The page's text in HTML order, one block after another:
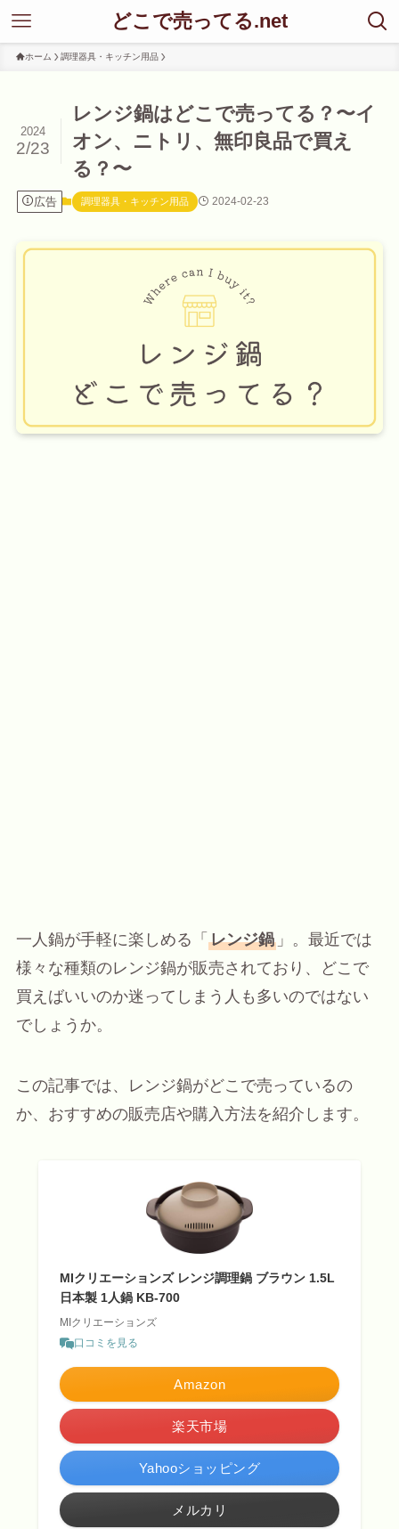
どこで売ってる.net
ホーム 調理器具・キッチン用品
レンジ鍋はどこで売ってる？〜イ
オン、ニトリ、無印良品で買え
る？〜
2024
2/23
広告 調理器具・キッチン用品 2024-02-23
一人鍋が手軽に楽しめる「 レンジ鍋」。最近では
様々な種類のレンジ鍋が販売されており、どこで
買えばいいのか迷ってしまう人も多いのではない
でしょうか。
この記事では、レンジ鍋がどこで売っているの
か、おすすめの販売店や購入方法を紹介します。
MIクリエーションズ レンジ調理鍋 ブラウン 1.5L
日本製 1人鍋 KB-700
MIクリエーションズ
口コミを見る
Amazon
楽天市場
Yahooショッピング
メルカリ